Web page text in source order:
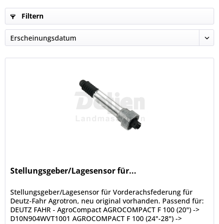
Filtern
Stellungsgeber/Lagesensor für...
Stellungsgeber/Lagesensor für Vorderachsfederung für
Deutz-Fahr Agrotron, neu original vorhanden. Passend für:
DEUTZ FAHR - AgroCompact AGROCOMPACT F 100 (20") ->
D10N904WVT1001 AGROCOMPACT F 100 (24"-28") ->